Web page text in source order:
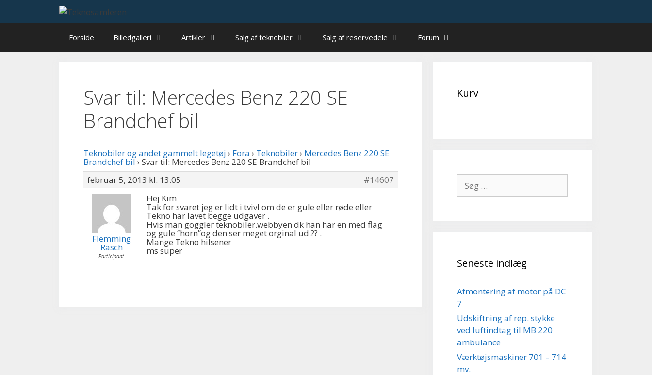
Forside Billedgalleri Artikler Salg af teknobiler Salg af reservedele Forum
Svar til: Mercedes Benz 220 SE
Brandchef bil
Teknobiler og andet gammelt legetøj › Fora › Teknobiler› Mercedes Benz 220 SE
Brandchef bil› Svar til: Mercedes Benz 220 SE Brandchef bil
februar 5, 2013 kl. 13:05
#14607
Flemming
Rasch
Participant
Hej Kim
Tak for svaret jeg er lidt i tvivl om de er gule eller røde eller
Tekno har lavet begge udgaver .
Hvis man goggler teknobiler.webbyen.dk han har en med flag
og gule “horn”og den ser meget orginal ud.?? .
Mange Tekno hilsener
ms super
Kurv
efter:
Seneste indlæg
Afmontering af motor på DC
7
Udskiftning af rep. stykke
ved luftindtag til MB 220
ambulance
Værktøjsmaskiner 701 – 714
mv.